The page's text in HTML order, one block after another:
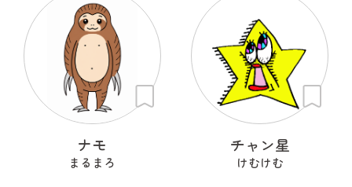
ナモ
まるまろ
チャン星
けむけむ